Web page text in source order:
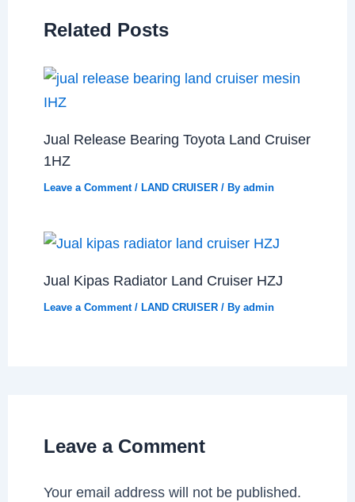
Related Posts
Jual Release Bearing Toyota Land Cruiser
1HZ
Leave a Comment / LAND CRUISER / Byadmin
Jual Kipas Radiator Land Cruiser HZJ
Leave a Comment / LAND CRUISER / Byadmin
Leave a Comment
Your email address will not be published.